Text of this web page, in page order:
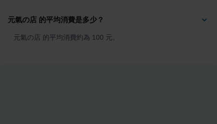
元氣の店 的平均消費是多少？
元氣の店 的平均消費約為 100 元。